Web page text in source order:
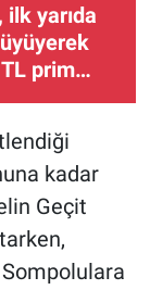
ilk yarıda
prim
kadar
Geçit
Sompolulara